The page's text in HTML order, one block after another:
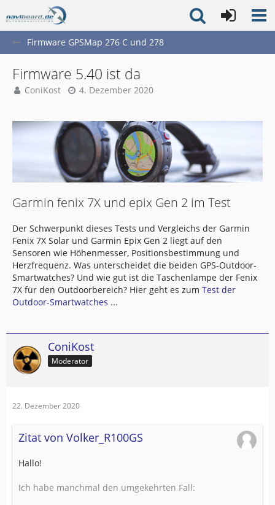
Firmware GPSMap 276 C und 278
Firmware 5.40 ist da
ConiKost 4. Dezember 2020
Garmin fenix 7X und epix Gen 2 im Test
Der Schwerpunkt dieses Tests und Vergleichs der Garmin
Fenix 7X Solar und Garmin Epix Gen 2 liegt auf den
Sensoren wie Höhenmesser, Positionsbestimmung und
Herzfrequenz. Was unterscheidet die beiden GPS-Outdoor-
Smartwatches? Und wie gut ist die Taschenlampe der Fenix
7X für den Outdoorbereich? Hier geht es zum Test der
Outdoor-Smartwatches ...
ConiKost
Moderator
22. Dezember 2020
Zitat von Volker_R100GS
Hallo!
Ich habe manchmal den umgekehrten Fall: